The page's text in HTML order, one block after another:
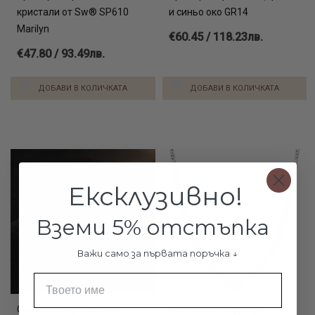
кристали от Sw® SP610
Marilyn
€47.80 / 93.49лв.
ДОБАВИ В КОЛИЧКАТА
и синьо око GR14
€60.45 / 118.23лв.
ДОБАВИ В КОЛИЧКАТА
Сребърен Пръстен С
Сребърен синджир
Ексклузивно!
Вземи 5% отстъпка
Важи само за първата поръчка ↓